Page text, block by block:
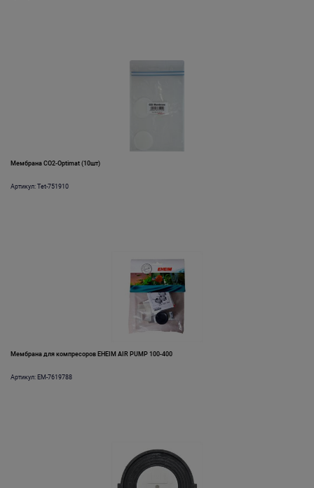
Мембрана CO2-Optimat (10шт)
Артикул: Tet-751910
Мембрана для компресоров EHEIM AIR PUMP 100-400
Артикул: EM-7619788